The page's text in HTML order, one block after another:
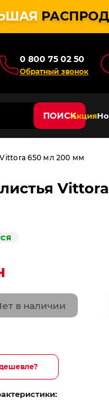
0 800 75 02 50
Обратный звонок
ПОИСКАкция
Vittora 650 мл 200 мм
в наличии